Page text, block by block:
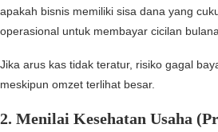
apakah bisnis memiliki sisa dana yang
operasional untuk membayar cicilan
Jika arus kas tidak teratur, risiko gagal
meskipun omzet terlihat besar.
2. Menilai Kesehatan Usaha